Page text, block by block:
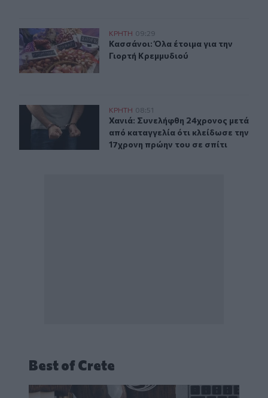
Κασσάνοι: Όλα έτοιμα για την Γιορτή Κρεμμυδιού
ΚΡΗΤΗ 09:29
Κασσάνοι: Όλα έτοιμα για την
Κασσάνοι: Όλα έτοιμα για την
Γιορτή Κρεμμυδιού
Χανιά: Συνελήφθη 24χρονος μετά από καταγγελία ότι
ΚΡΗΤΗ 08:51
Χανιά: Συνελήφθη 24χρονος μετά
Χανιά: Συνελήφθη 24χρονος μετά
από καταγγελία ότι κλείδωσε την
17χρονη πρώην του σε σπίτι
Best of Crete